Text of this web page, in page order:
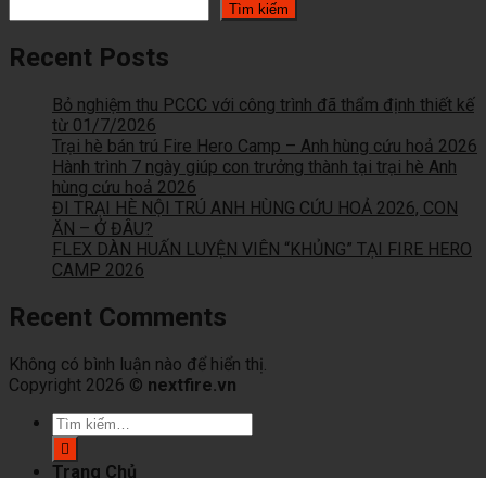
Tìm kiếm
Recent Posts
Bỏ nghiệm thu PCCC với công trình đã thẩm định thiết kế
từ 01/7/2026
Trại hè bán trú Fire Hero Camp – Anh hùng cứu hoả 2026
Hành trình 7 ngày giúp con trưởng thành tại trại hè Anh
hùng cứu hoả 2026
ĐI TRẠI HÈ NỘI TRÚ ANH HÙNG CỨU HOẢ 2026, CON
ĂN – Ở ĐÂU?
FLEX DÀN HUẤN LUYỆN VIÊN “KHỦNG” TẠI FIRE HERO
CAMP 2026
Recent Comments
Không có bình luận nào để hiển thị.
Copyright 2026 © nextfire.vn
Tìm
kiếm:
Trang Chủ